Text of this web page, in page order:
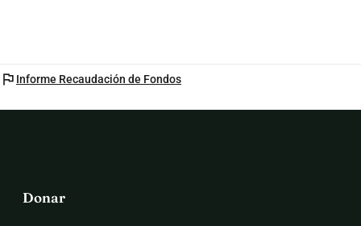
flag Informe Recaudación de Fondos
Donar